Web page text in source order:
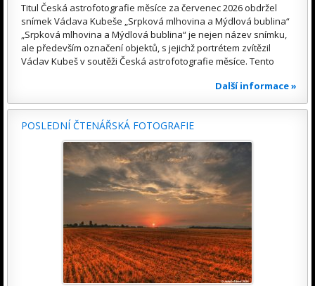
Titul Česká astrofotografie měsíce za červenec 2026 obdržel
snímek Václava Kubeše „Srpková mlhovina a Mýdlová bublina“
„Srpková mlhovina a Mýdlová bublina“ je nejen název snímku,
ale především označení objektů, s jejichž portrétem zvítězil
Václav Kubeš v soutěži Česká astrofotografie měsíce. Tento
Další informace »
POSLEDNÍ ČTENÁŘSKÁ FOTOGRAFIE